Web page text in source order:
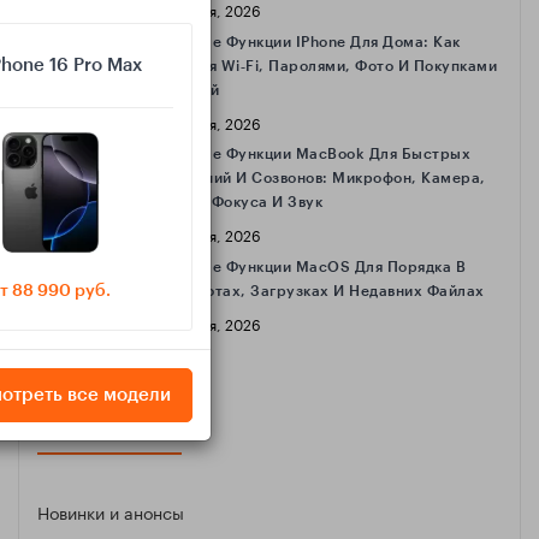
16 Апреля, 2026
Полезные Функции IPhone Для Дома: Как
Делиться Wi‑Fi, Паролями, Фото И Покупками
С Семьёй
16 Апреля, 2026
Полезные Функции MacBook Для Быстрых
Совещаний И Созвонов: Микрофон, Камера,
Режимы Фокуса И Звук
16 Апреля, 2026
Полезные Функции MacOS Для Порядка В
Скриншотах, Загрузках И Недавних Файлах
16 Апреля, 2026
КАТЕГОРИИ
Новинки и анонсы
16 Pro Max
88 990 руб.
все модели